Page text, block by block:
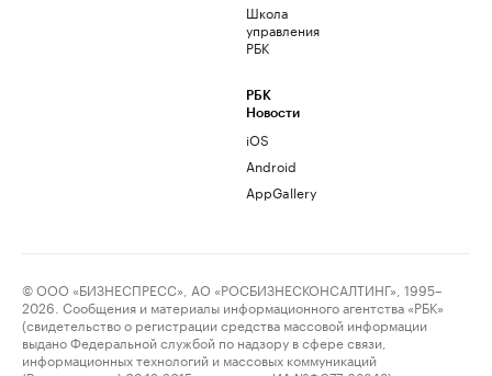
Школа
управления
РБК
РБК
Новости
iOS
Android
AppGallery
© ООО «БИЗНЕСПРЕСС», АО «РОСБИЗНЕСКОНСАЛТИНГ», 1995–
2026. Сообщения и материалы информационного агентства «РБК»
(свидетельство о регистрации средства массовой информации
выдано Федеральной службой по надзору в сфере связи,
информационных технологий и массовых коммуникаций